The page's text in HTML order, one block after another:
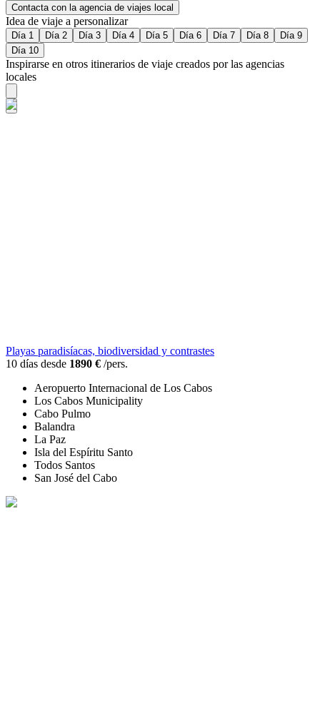
Contacta con la agencia de viajes local
Idea de viaje a personalizar
Día 1 Día 2 Día 3 Día 4 Día 5 Día 6 Día 7 Día 8
Día 9
Día 10
Inspirarse en otros itinerarios de viaje creados por las agencias
locales
Playas paradisíacas, biodiversidad y contrastes
10 días desde 1890 € /pers.
Aeropuerto Internacional de Los Cabos
Los Cabos Municipality
Cabo Pulmo
Balandra
La Paz
Isla del Espíritu Santo
Todos Santos
San José del Cabo